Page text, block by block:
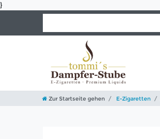
}
Zur Startseite gehen E-Zigaretten